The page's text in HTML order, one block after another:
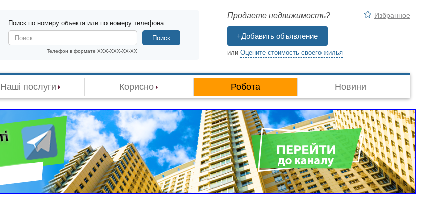
Поиск по номеру объекта или по номеру телефона
Телефон в формате XXX-XXX-XX-XX
Поиск
Продаете недвижимость?
+Добавить объявление
или Оцените стоимость своего жилья
Избранное
Наші послуги Корисно Робота Новини